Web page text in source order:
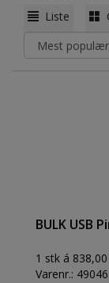
Liste
BULK USB
1 stk á 838,00
Varenr.: 49046